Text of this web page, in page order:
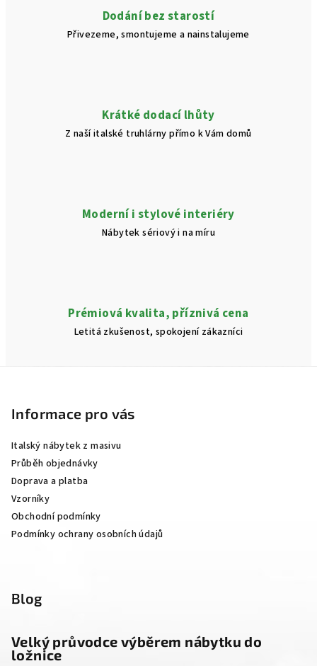
í
p
r
v
ý
p
Dodání bez starostí
Přivezeme, smontujeme a nainstalujeme
Krátké dodací lhůty
Z naší italské truhlárny přímo k Vám domů
Moderní i stylové interiéry
Nábytek sériový i na míru
Prémiová kvalita, příznivá cena
Letitá zkušenost, spokojení zákazníci
Informace pro vás
Italský nábytek z masivu
Průběh objednávky
Doprava a platba
Vzorníky
Obchodní podmínky
Podmínky ochrany osobních údajů
Blog
Velký průvodce výběrem nábytku do
ložnice